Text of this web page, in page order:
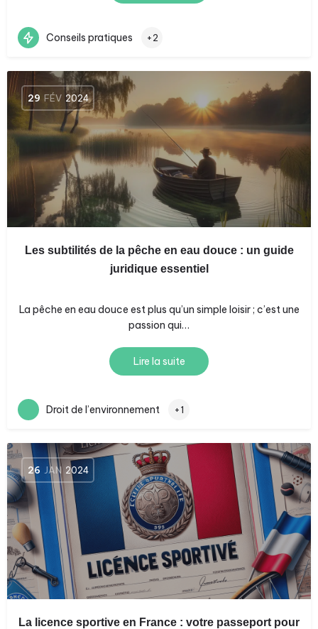
Conseils pratiques +2
29 FÉV 2024
Les subtilités de la pêche en eau douce : un guide
juridique essentiel
La pêche en eau douce est plus qu’un simple loisir ; c’est une
passion qui…
Lire la suite
Droit de l’environnement +1
26 JAN 2024
La licence sportive en France : votre passeport pour